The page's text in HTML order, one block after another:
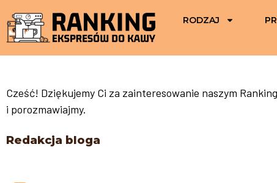
RODZAJ
Cześć! Dziękujemy Ci za zainteresowanie naszym
i porozmawiajmy.
Redakcja bloga